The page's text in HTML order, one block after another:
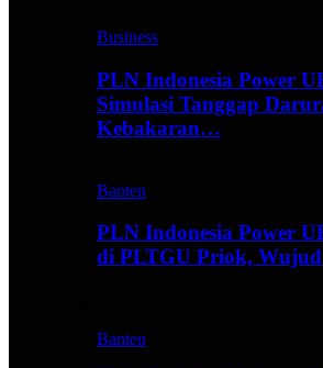
Business
PLN Indonesia Power
Simulasi Tanggap
Kebakaran…
Banten
PLN Indonesia Power
di PLTGU Priok,
Banten